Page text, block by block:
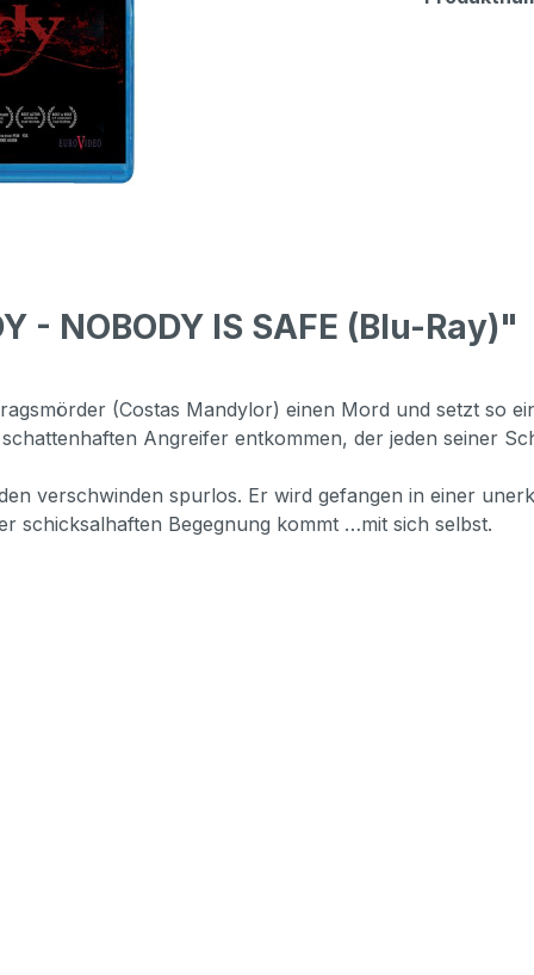
NOBODY IS SAFE (Blu-Ray)"
(Costas Mandylor) einen Mord und setzt so
Angreifer entkommen, der jeden seiner
verschwinden spurlos. Er wird gefangen in einer
schicksalhaften Begegnung kommt …mit sich selbst.